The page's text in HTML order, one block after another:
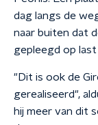
dag langs de
naar buiten dat
gepleegd op
"Dit is ook de
gerealiseerd",
hij meer van dit